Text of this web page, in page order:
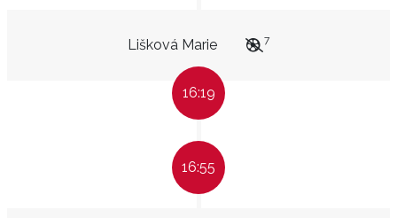
Lišková Marie 7
16:19
16:55